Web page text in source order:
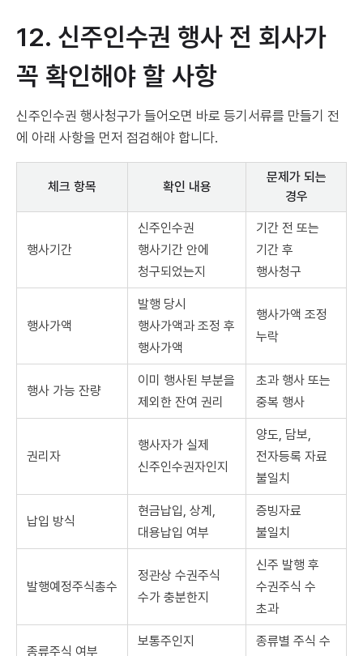
12. 신주인수권 행사 전 회사가
꼭 확인해야 할 사항
신주인수권 행사청구가 들어오면 바로 등기서류를 만들기 전
에 아래 사항을 먼저 점검해야 합니다.
체크 항목 확인 내용
문제가 되는
경우
행사기간
신주인수권
행사기간 안에
청구되었는지
기간 전 또는
기간 후
행사청구
행사가액
발행 당시
행사가액과 조정 후
행사가액
행사가액 조정
누락
행사 가능 잔량
이미 행사된 부분을
제외한 잔여 권리
초과 행사 또는
중복 행사
권리자
행사자가 실제
신주인수권자인지
양도, 담보,
전자등록 자료
불일치
납입 방식
현금납입, 상계,
대용납입 여부
증빙자료
불일치
발행예정주식총수
정관상 수권주식
수가 충분한지
신주 발행 후
수권주식 수
초과
종류주식 여부
보통주인지
종류별 주식 수